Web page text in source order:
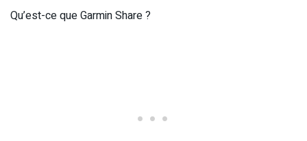
Qu’est-ce que Garmin Share ?